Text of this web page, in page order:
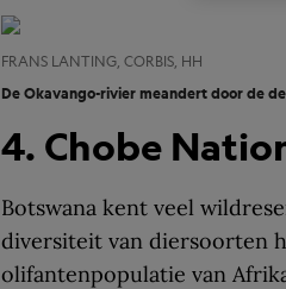
FRANS LANTING, CORBIS, HH
De Okavango-rivier meandert door de
4. Chobe
Botswana kent veel
diversiteit van diersoorten
olifantenpopulatie van